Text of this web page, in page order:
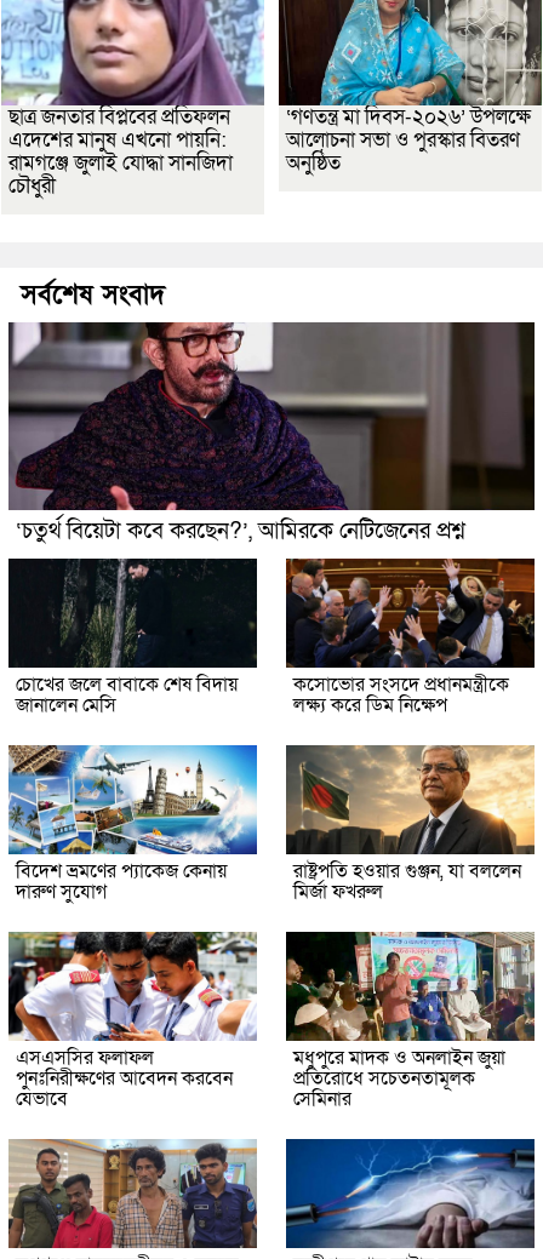
ছাত্র জনতার বিপ্লবের প্রতিফলন
এদেশের মানুষ এখনো পায়নি:
রামগঞ্জে জুলাই যোদ্ধা সানজিদা
চৌধুরী
‘গণতন্ত্র মা দিবস-২০২৬’ উপলক্ষে
আলোচনা সভা ও পুরস্কার বিতরণ
অনুষ্ঠিত
সর্বশেষ সংবাদ
‘চতুর্থ বিয়েটা কবে করছেন?’, আমিরকে নেটিজেনের প্রশ্ন
চোখের জলে বাবাকে শেষ বিদায়
জানালেন মেসি
কসোভোর সংসদে প্রধানমন্ত্রীকে
লক্ষ্য করে ডিম নিক্ষেপ
বিদেশ ভ্রমণের প্যাকেজ কেনায়
দারুণ সুযোগ
রাষ্ট্রপতি হওয়ার গুঞ্জন, যা বললেন
মির্জা ফখরুল
এসএসসির ফলাফল
পুনঃনিরীক্ষণের আবেদন করবেন
যেভাবে
মধুপুরে মাদক ও অনলাইন জুয়া
প্রতিরোধে সচেতনতামূলক
সেমিনার